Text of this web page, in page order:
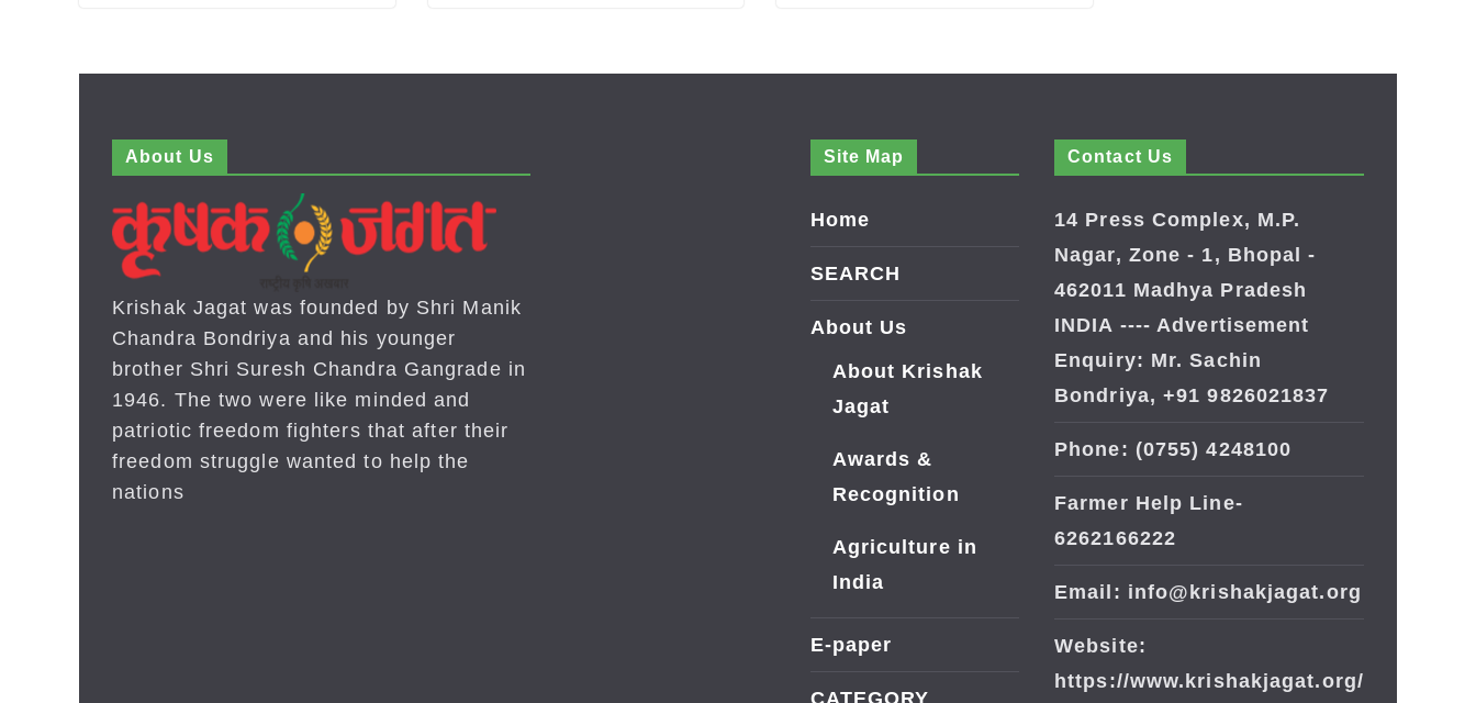
About Us
Krishak Jagat was founded by Shri Manik
Chandra Bondriya and his younger
brother Shri Suresh Chandra Gangrade in
1946. The two were like minded and
patriotic freedom fighters that after their
freedom struggle wanted to help the
nations
Site Map
Home
SEARCH
About Us
About Krishak
Jagat
Awards &
Recognition
Agriculture in
India
E-paper
Contact Us
14 Press Complex, M.P.
Nagar, Zone - 1, Bhopal -
462011 Madhya Pradesh
INDIA ---- Advertisement
Enquiry: Mr. Sachin
Bondriya, +91 9826021837
Phone: (0755) 4248100
Farmer Help Line-
6262166222
Email: info@krishakjagat.org
Website:
https://www.krishakjagat.org/